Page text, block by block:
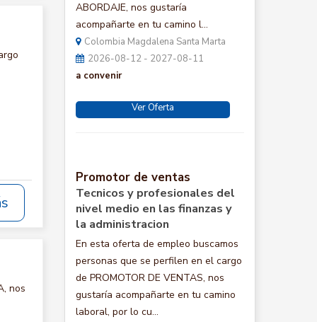
nos
ABORDAJE, nos gustaría
acompañarte en tu camino l...
Colombia Magdalena Santa Marta
2026-08-12 - 2027-08-11
a convenir
Ver Oferta
Promotor de ventas
Tecnicos y profesionales del
nivel medio en las finanzas y
la administracion
En esta oferta de empleo buscamos
personas que se perfilen en el cargo
de PROMOTOR DE VENTAS, nos
gustaría acompañarte en tu camino
laboral, por lo cu...